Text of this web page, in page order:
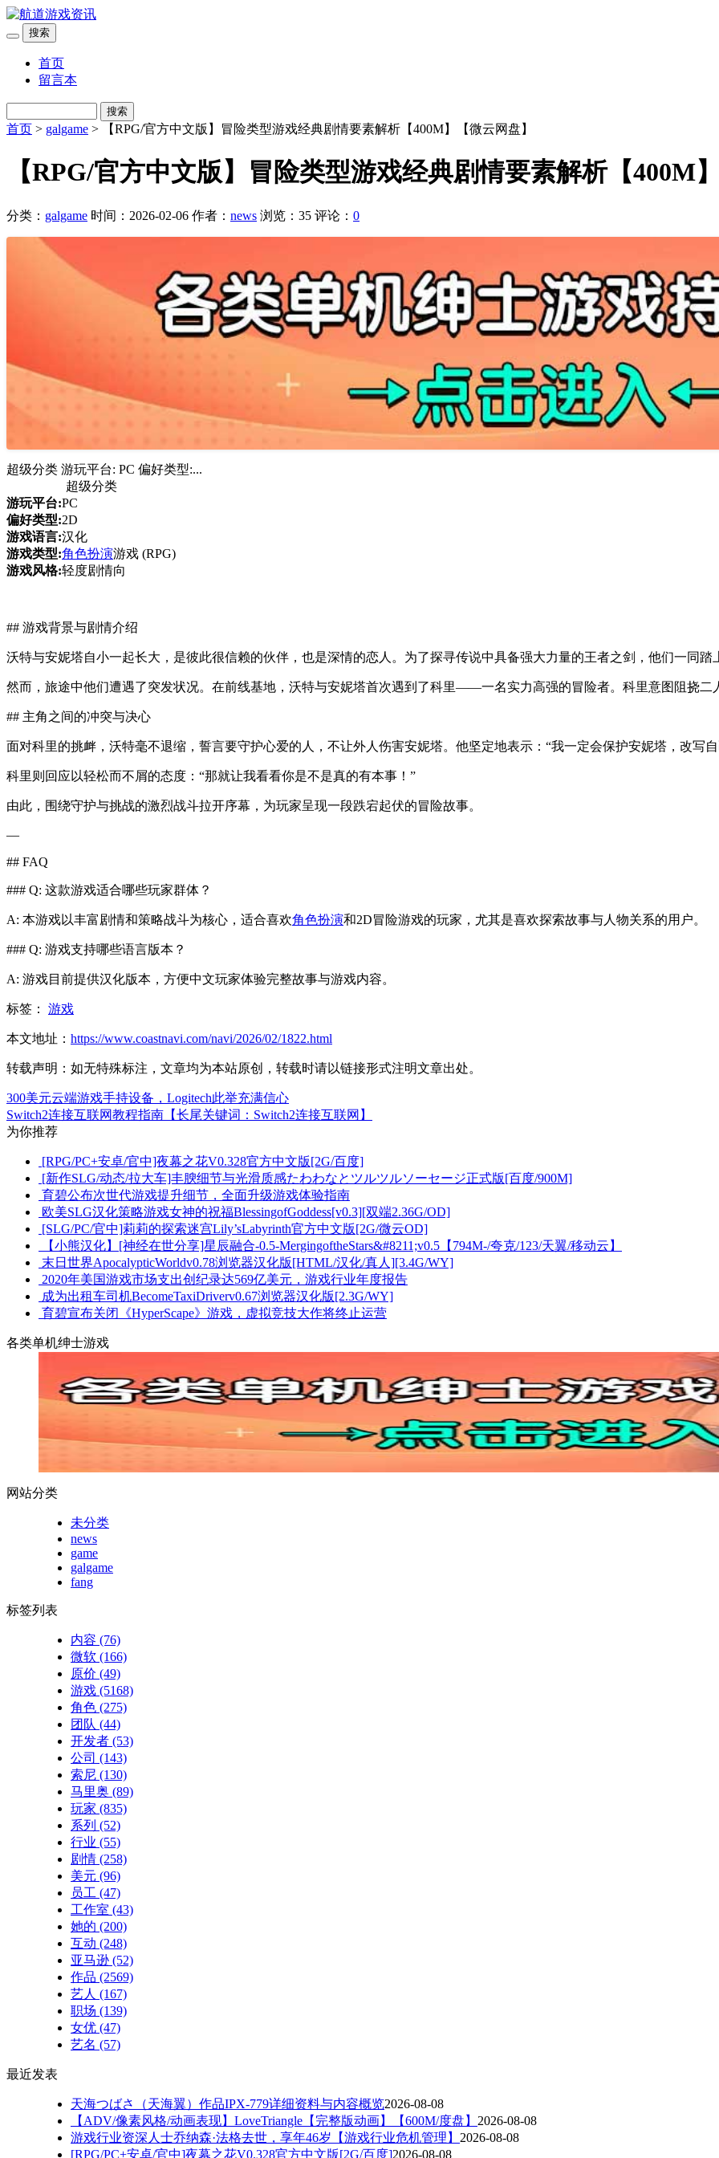
搜索
首页
留言本
搜索
首页 > galgame > 【RPG/官方中文版】冒险类型游戏经典剧情要素解析【400M】【微云网盘】
【RPG/官方中文版】冒险类型游戏经典剧情要素解析【400M
分类： galgame 时间：2026-02-06 作者： news 浏览：35 评论： 0
超级分类 游玩平台: PC 偏好类型:...
超级分类
游玩平台:PC
偏好类型:2D
游戏语言:汉化
游戏类型:角色扮演游戏 (RPG)
游戏风格:轻度剧情向
## 游戏背景与剧情介绍
沃特与安妮塔自小一起长大，是彼此很信赖的伙伴，也是深情的恋人。为了探寻传说中具备强大力量的王者之剑，他们一同踏
然而，旅途中他们遭遇了突发状况。在前线基地，沃特与安妮塔首次遇到了科里——一名实力高强的冒险者。科里意图阻挠二
## 主角之间的冲突与决心
面对科里的挑衅，沃特毫不退缩，誓言要守护心爱的人，不让外人伤害安妮塔。他坚定地表示：“我一定会保护安妮塔，改写
科里则回应以轻松而不屑的态度：“那就让我看看你是不是真的有本事！”
由此，围绕守护与挑战的激烈战斗拉开序幕，为玩家呈现一段跌宕起伏的冒险故事。
—
## FAQ
### Q: 这款游戏适合哪些玩家群体？
A: 本游戏以丰富剧情和策略战斗为核心，适合喜欢角色扮演和2D冒险游戏的玩家，尤其是喜欢探索故事与人物关系的用户。
### Q: 游戏支持哪些语言版本？
A: 游戏目前提供汉化版本，方便中文玩家体验完整故事与游戏内容。
标签： 游戏
本文地址： https://www.coastnavi.com/navi/2026/02/1822.html
转载声明： 如无特殊标注，文章均为本站原创，转载时请以链接形式注明文章出处。
300美元云端游戏手持设备，Logitech此举充满信心
Switch2连接互联网教程指南【长尾关键词：Switch2连接互联网】
为你推荐
[RPG/PC+安卓/官中]夜幕之花V0.328官方中文版[2G/百度]
[新作SLG/动态/拉大车]丰腴细节与光滑质感たわわなとツルツルソーセージ正式版[百度/900M]
育碧公布次世代游戏提升细节，全面升级游戏体验指南
欧美SLG汉化策略游戏女神的祝福BlessingofGoddess[v0.3][双端2.36G/OD]
[SLG/PC/官中]莉莉的探索迷宫Lily’sLabyrinth官方中文版[2G/微云OD]
【小熊汉化】[神经在世分享]星辰融合-0.5-MergingoftheStars&#8211;v0.5【794M-/夸克/123/天翼/移动云】
末日世界ApocalypticWorldv0.78浏览器汉化版[HTML/汉化/真人][3.4G/WY]
2020年美国游戏市场支出创纪录达569亿美元，游戏行业年度报告
成为出租车司机BecomeTaxiDriverv0.67浏览器汉化版[2.3G/WY]
育碧宣布关闭《HyperScape》游戏，虚拟竞技大作将终止运营
各类单机绅士游戏
网站分类
未分类
news
game
galgame
fang
标签列表
内容 (76)
微软 (166)
原价 (49)
游戏 (5168)
角色 (275)
团队 (44)
开发者 (53)
公司 (143)
索尼 (130)
马里奥 (89)
玩家 (835)
系列 (52)
行业 (55)
剧情 (258)
美元 (96)
员工 (47)
工作室 (43)
她的 (200)
互动 (248)
亚马逊 (52)
作品 (2569)
艺人 (167)
职场 (139)
女优 (47)
艺名 (57)
最近发表
天海つばさ（天海翼）作品IPX-779详细资料与内容概览2026-08-08
【ADV/像素风格/动画表现】LoveTriangle【完整版动画】【600M/度盘】 2026-08-08
游戏行业资深人士乔纳森·法格去世，享年46岁【游戏行业危机管理】 2026-08-08
[RPG/PC+安卓/官中]夜幕之花V0.328官方中文版[2G/百度]2026-08-08